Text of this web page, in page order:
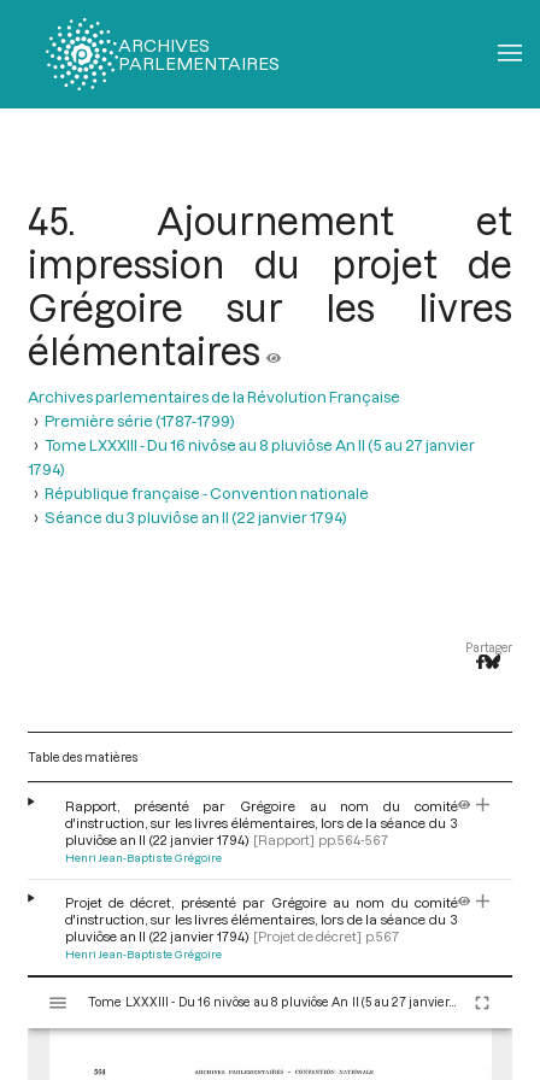
ARCHIVES
PARLEMENTAIRES
45. Ajournement et
impression du projet de
Grégoire sur les livres
élémentaires
Archives parlementaires de la Révolution Française
Première série (1787-1799)
Tome LXXXIII - Du 16 nivôse au 8 pluviôse An II (5 au 27 janvier
1794)
République française - Convention nationale
Séance du 3 pluviôse an II (22 janvier 1794)
Partager
Table des matières
Rapport, présenté par Grégoire au nom du comité
d'instruction, sur les livres élémentaires, lors de la séance du 3
pluviôse an II (22 janvier 1794) [Rapport] pp.564-567
Henri Jean-Baptiste Grégoire
Projet de décret, présenté par Grégoire au nom du comité
d'instruction, sur les livres élémentaires, lors de la séance du 3
pluviôse an II (22 janvier 1794) [Projet de décret] p.567
Henri Jean-Baptiste Grégoire
s